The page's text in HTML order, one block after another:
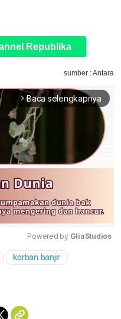
Republika
sumber : Antara
arrow_forward_ios Baca selengkapnya
Powered by GliaStudios
korban banjir